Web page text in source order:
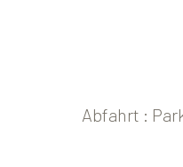
Abfahrt :